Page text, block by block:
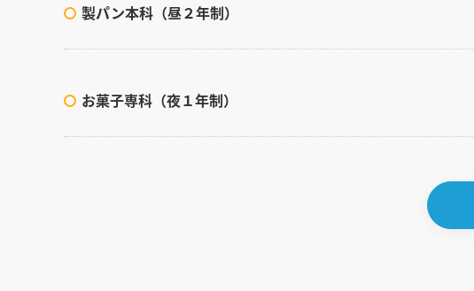
製パン本科（昼２年制）
お菓子専科（夜１年制）